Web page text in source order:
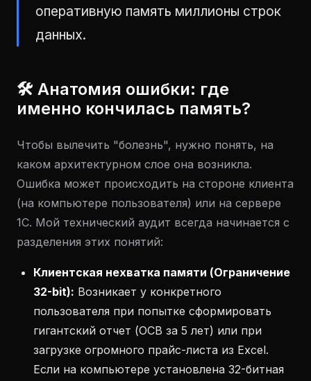
оперативную память миллионы строк
данных.
🛠 Анатомия ошибки: где
именно кончилась память?
Чтобы вылечить "болезнь", нужно понять, на
каком архитектурном слое она возникла.
Ошибка может происходить на стороне клиента
(на компьютере пользователя) или на сервере
1С. Мой технический аудит всегда начинается с
разделения этих понятий:
Клиентская нехватка памяти (Ограничение
32-bit): Возникает у конкретного
пользователя при попытке сформировать
гигантский отчет (ОСВ за 5 лет) или при
загрузке огромного прайс-листа из Excel.
Если на компьютере установлена 32-битная